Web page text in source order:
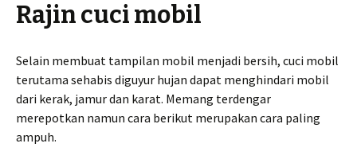
Rajin cuci mobil
Selain membuat tampilan mobil menjadi bersih, cuci mobil
terutama sehabis diguyur hujan dapat menghindari mobil
dari kerak, jamur dan karat. Memang terdengar
merepotkan namun cara berikut merupakan cara paling
ampuh.